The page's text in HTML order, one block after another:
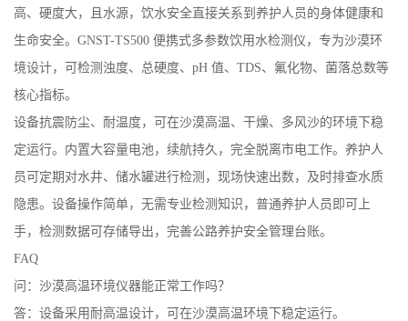
高、硬度大，且水源，饮水安全直接关系到养护人员的身体健康和
生命安全。GNST-TS500 便携式多参数饮用水检测仪，专为沙漠环
境设计，可检测浊度、总硬度、pH 值、TDS、氟化物、菌落总数等
核心指标。
设备抗震防尘、耐温度，可在沙漠高温、干燥、多风沙的环境下稳
定运行。内置大容量电池，续航持久，完全脱离市电工作。养护人
员可定期对水井、储水罐进行检测，现场快速出数，及时排查水质
隐患。设备操作简单，无需专业检测知识，普通养护人员即可上
手，检测数据可存储导出，完善公路养护安全管理台账。
FAQ
问：沙漠高温环境仪器能正常工作吗？
答：设备采用耐高温设计，可在沙漠高温环境下稳定运行。